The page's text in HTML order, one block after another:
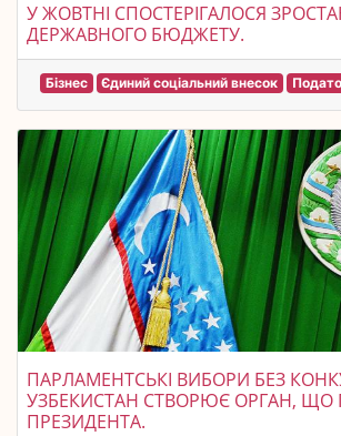
У ЖОВТНІ СПОСТЕРІГАЛОСЯ
ДЕРЖАВНОГО БЮДЖЕТУ.
Бізнес Єдиний соціальний внесок
ПАРЛАМЕНТСЬКІ ВИБОРИ БЕЗ
УЗБЕКИСТАН СТВОРЮЄ ОРГАН, ЩО
ПРЕЗИДЕНТА.